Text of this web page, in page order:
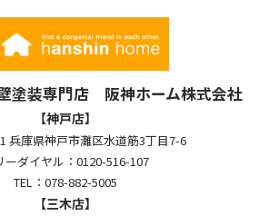
塗装専門店 阪神ホーム株式会社
【神戸店】
兵庫県神戸市灘区水道筋3丁目7-6
ーダイヤル：0120-516-107
TEL：078-882-5005
【三木店】